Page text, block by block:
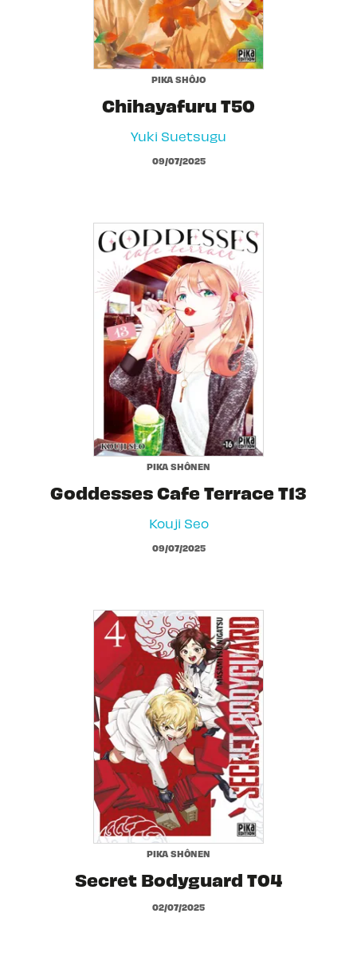
PIKA SHÔJO
Chihayafuru T50
Yuki Suetsugu
09/07/2025
PIKA SHÔNEN
Goddesses Cafe Terrace T13
Kouji Seo
09/07/2025
PIKA SHÔNEN
Secret Bodyguard T04
02/07/2025